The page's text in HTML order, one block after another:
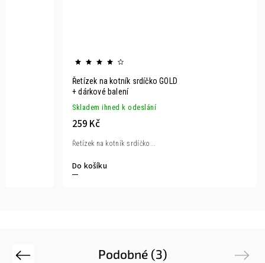
Řetízek na kotník srdíčko GOLD
+ dárkové balení
Skladem ihned k odeslání
259 Kč
Do košíku
Řetízek na kotník srdíčko...
Podobné (3)
Previous Next